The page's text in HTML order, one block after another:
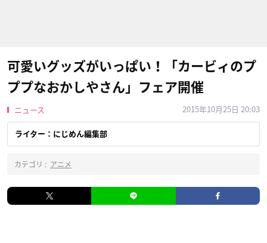
可愛いグッズがいっぱい！「カービィのプ
ププなおかしやさん」フェア開催
ニュース 2015年10月25日 20:03
ライター：にじめん編集部
カテゴリ : アニメ